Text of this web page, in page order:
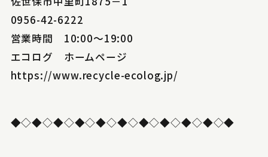
0956-42-6222
営業時間 10:00～19:00
エコログ ホームページ
https://www.recycle-ecolog.jp/
◆◇◆◇◆◇◆◇◆◇◆◇◆◇◆◇◆◇◆◇◆